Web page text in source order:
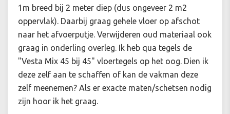
1m breed bij 2 meter diep (dus ongeveer 2 m2
oppervlak). Daarbij graag gehele vloer op afschot
naar het afvoerputje. Verwijderen oud materiaal ook
graag in onderling overleg. Ik heb qua tegels de
"Vesta Mix 45 bij 45" vloertegels op het oog. Dien ik
deze zelf aan te schaffen of kan de vakman deze
zelf meenemen? Als er exacte maten/schetsen nodig
zijn hoor ik het graag.